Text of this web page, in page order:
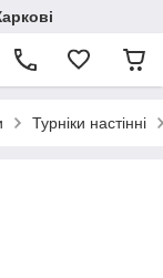
Турніки настінні